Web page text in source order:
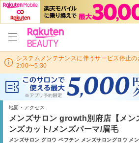
システムメンテナンスに伴うサービス停止
2:00〜5:30
地図・アクセス
メンズサロン growth別府店【メン
ンズカット/メンズパーマ/眉毛
メンズサロン グロウ ベフテン メンズサロングロウ メ